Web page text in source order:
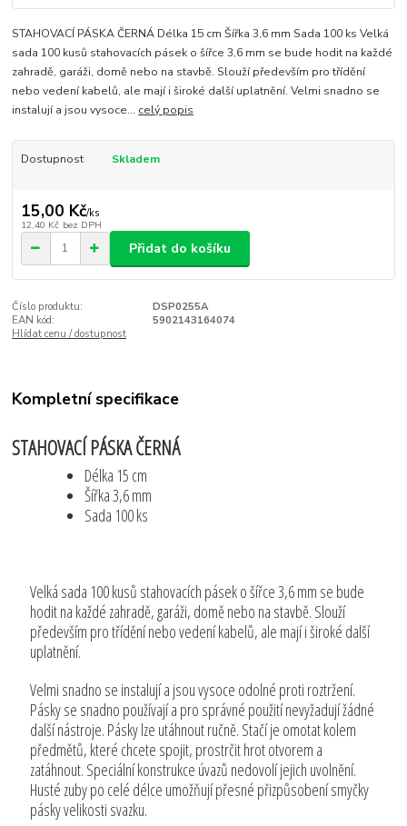
STAHOVACÍ PÁSKA ČERNÁ Délka 15 cm Šířka 3,6 mm Sada 100 ks Velká
sada 100 kusů stahovacích pásek o šířce 3,6 mm se bude hodit na každé
zahradě, garáži, domě nebo na stavbě. Slouží především pro třídění
nebo vedení kabelů, ale mají i široké další uplatnění. Velmi snadno se
instalují a jsou vysoce... celý popis
Dostupnost Skladem
15,00 Kč/ks
12,40 Kč bez DPH
Přidat do košíku
Číslo produktu:
DSP0255A
EAN kód:
5902143164074
Hlídat cenu / dostupnost
Kompletní specifikace
STAHOVACÍ PÁSKA ČERNÁ
Délka 15 cm
Šířka 3,6 mm
Sada 100 ks
Velká sada 100 kusů stahovacích pásek o šířce 3,6 mm se bude
hodit na každé zahradě, garáži, domě nebo na stavbě. Slouží
především pro třídění nebo vedení kabelů, ale mají i široké další
uplatnění.
Velmi snadno se instalují a jsou vysoce odolné proti roztržení.
Pásky se snadno používají a pro správné použití nevyžadují žádné
další nástroje. Pásky lze utáhnout ručně. Stačí je omotat kolem
předmětů, které chcete spojit, prostrčit hrot otvorem a
zatáhnout. Speciální konstrukce úvazů nedovolí jejich uvolnění.
Husté zuby po celé délce umožňují přesné přizpůsobení smyčky
pásky velikosti svazku.